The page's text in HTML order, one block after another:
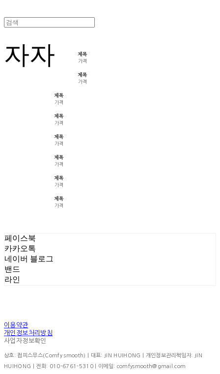
자자
제목
가격
제목
가격
제목
가격
제목
가격
제목
가격
제목
가격
제목
가격
제목
가격
페이스북
카카오톡
네이버 블로그
밴드
라인
이용약관
개인정보처리방침
사업자정보확인
상호: 컴피스무스(Comfy smooth) | 대표: JIN HUIHONG | 개인정보관리책임자: JIN
HUIHONG | 전화: 010-6761-5310 | 이메일: comfysmooth@gmail.com